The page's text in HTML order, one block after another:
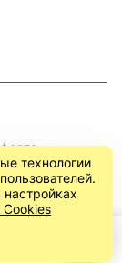
технологии
Cookies